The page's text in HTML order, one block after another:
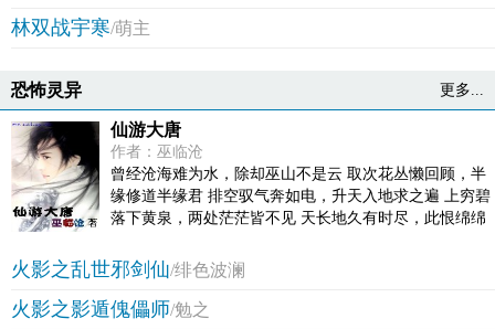
林双战宇寒/萌主
恐怖灵异 更多...
仙游大唐
作者：巫临沧
曾经沧海难为水，除却巫山不是云 取次花丛懒回顾，半
缘修道半缘君 排空驭气奔如电，升天入地求之遍 上穷碧
落下黄泉，两处茫茫皆不见 天长地久有时尽，此恨绵绵
火影之乱世邪剑仙/绯色波澜
火影之影遁傀儡师/勉之